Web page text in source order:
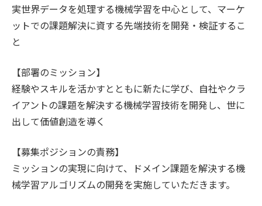
実世界データを処理する機械学習を中心として、マーケ
ットでの課題解決に資する先端技術を開発・検証するこ
と
【部署のミッション】
経験やスキルを活かすとともに新たに学び、自社やクラ
イアントの課題を解決する機械学習技術を開発し、世に
出して価値創造を導く
【募集ポジションの責務】
ミッションの実現に向けて、ドメイン課題を解決する機
械学習アルゴリズムの開発を実施していただきます。